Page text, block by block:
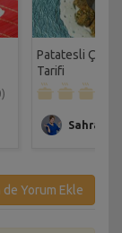
Patatesli Çıtır
Tarifi
Sahrap
de Yorum Ekle